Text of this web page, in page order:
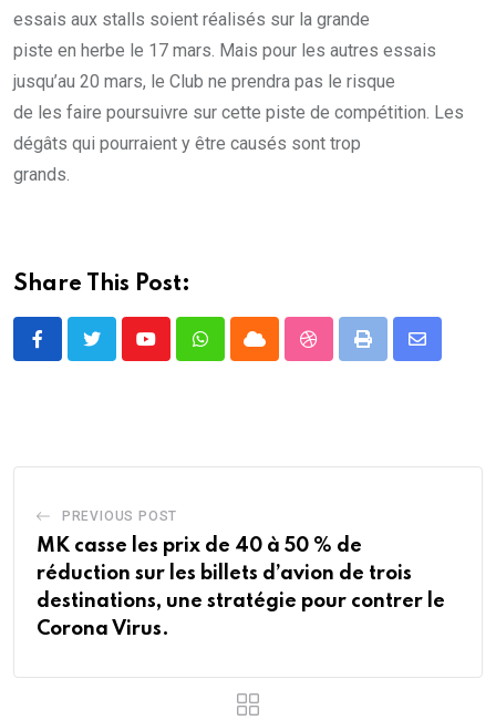
essais aux stalls soient réalisés sur la grande
piste en herbe le 17 mars. Mais pour les autres essais
jusqu’au 20 mars, le Club ne prendra pas le risque
de les faire poursuivre sur cette piste de compétition. Les
dégâts qui pourraient y être causés sont trop
grands.
Share This Post:
YoutubeWhatsappCloud StumbleUpon
Print
Share
PREVIOUS POST
MK casse les prix de 40 à 50 % de
réduction sur les billets d’avion de trois
destinations, une stratégie pour contrer le
Corona Virus.